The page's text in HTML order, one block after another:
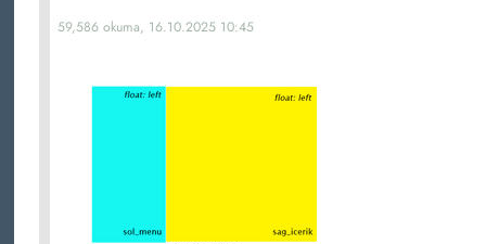
59,586 okuma, 16.10.2025 10:45